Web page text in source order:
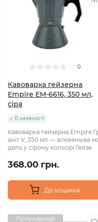
0
Кавоварка гейзерна
Empire EM-6616, 350 мл,
сіра
В наявності
Кавоварка гейзерна Empire
аніт V, 350 мл — алюмінієва
дель у сірому кольорі Гейзе..
368.00 грн.
До кошика
Популярний